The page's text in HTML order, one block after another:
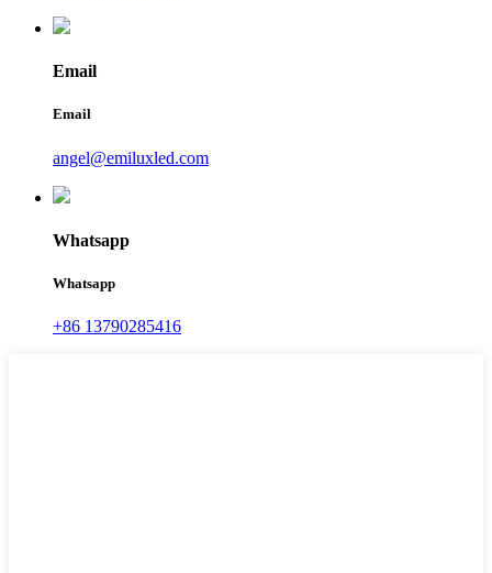
Email
Email
angel@emiluxled.com
Whatsapp
Whatsapp
+86 13790285416